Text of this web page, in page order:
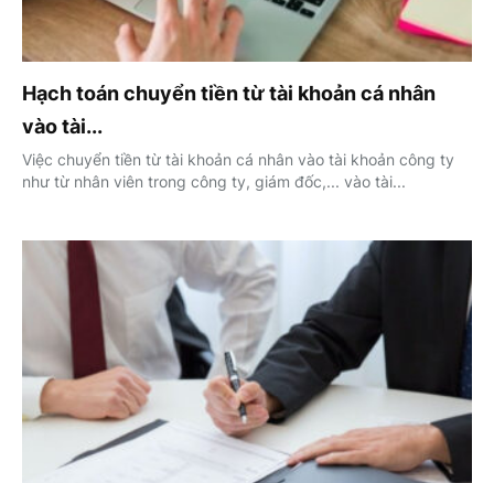
Hạch toán chuyển tiền từ tài khoản cá nhân
vào tài...
Việc chuyển tiền từ tài khoản cá nhân vào tài khoản công ty
như từ nhân viên trong công ty, giám đốc,... vào tài...